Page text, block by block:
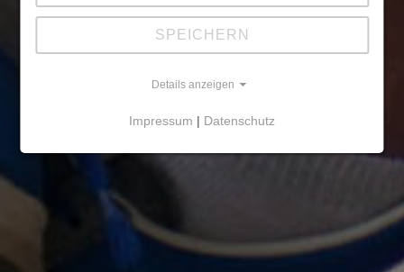
SPEICHERN
Details anzeigen
Impressum | Datenschutz